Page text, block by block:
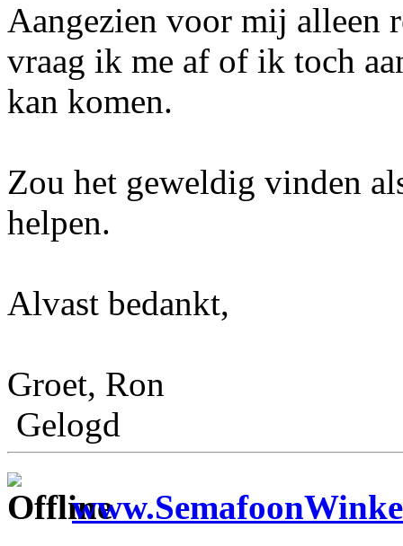
Aangezien voor mij alleen
vraag ik me af of ik toch
kan komen.
Zou het geweldig vinden
helpen.
Alvast bedankt,
Groet, Ron
Gelogd